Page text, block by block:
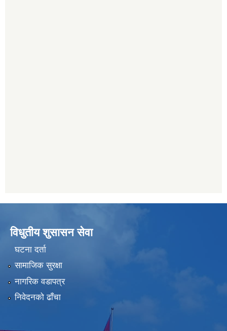
विधुतीय शुसासन सेवा
घटना दर्ता
सामाजिक सुरक्षा
नागरिक वडापत्र
निवेदनको ढाँचा